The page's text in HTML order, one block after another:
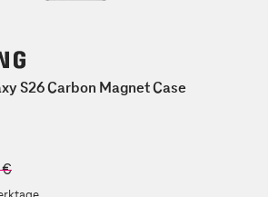
S26 Carbon Magnet Case
€